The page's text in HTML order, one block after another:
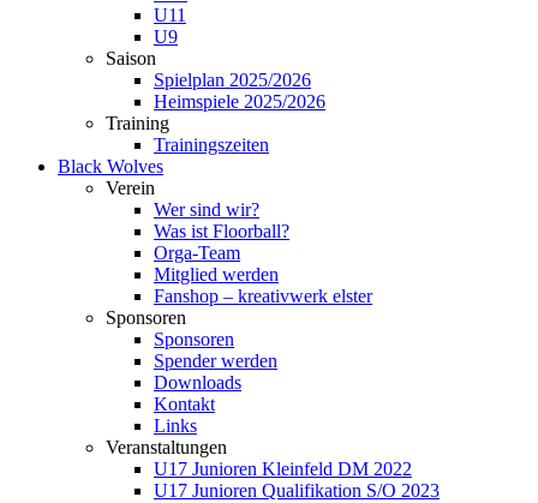
U11
U9
Saison
Spielplan 2025/2026
Heimspiele 2025/2026
Training
Trainingszeiten
Black Wolves
Verein
Wer sind wir?
Was ist Floorball?
Orga-Team
Mitglied werden
Fanshop – kreativwerk elster
Sponsoren
Sponsoren
Spender werden
Downloads
Kontakt
Links
Veranstaltungen
U17 Junioren Kleinfeld DM 2022
U17 Junioren Qualifikation S/O 2023